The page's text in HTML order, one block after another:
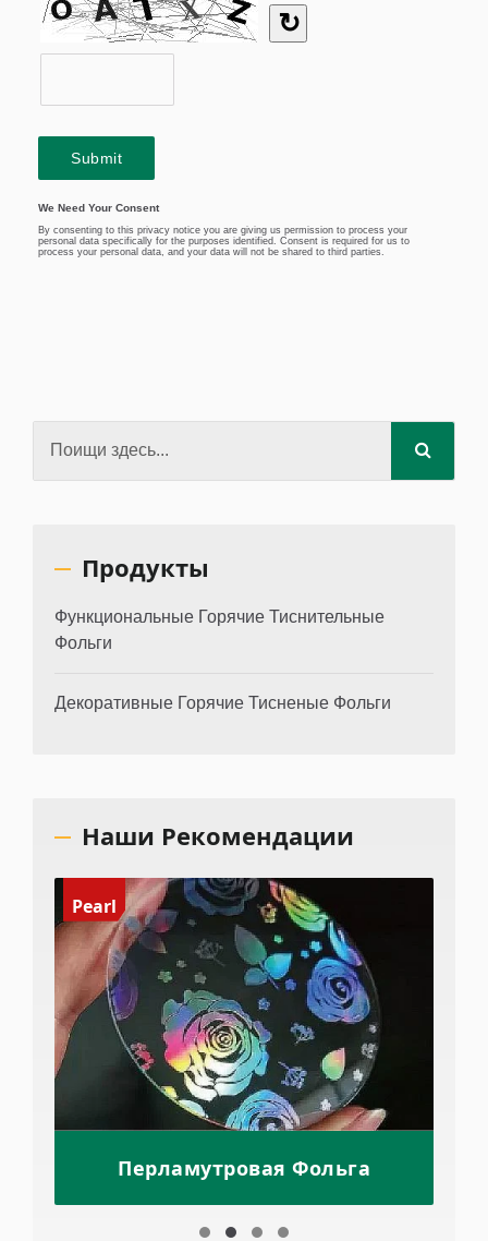
Продукты
Функциональные Горячие Тиснительные
Фольги
Декоративные Горячие Тисненые Фольги
Наши Рекомендации
Pearl
Перламутровая Фольга